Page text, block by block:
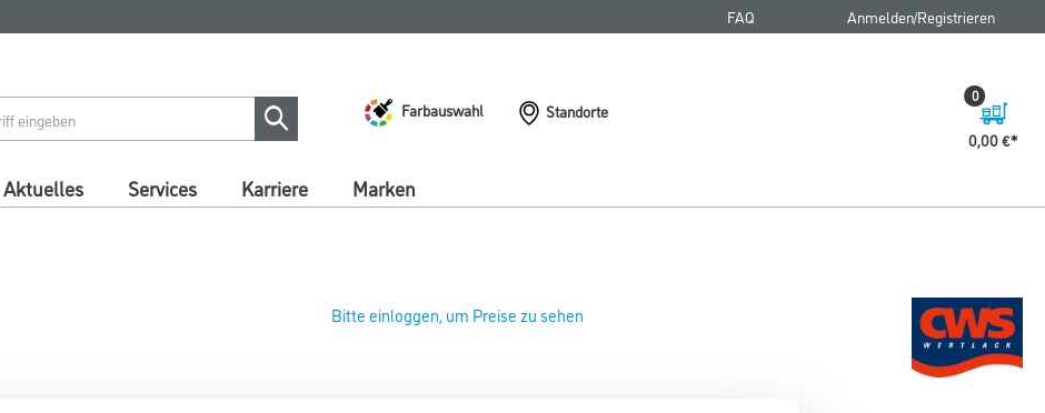
FAQ Anmelden/Registrieren
Farbauswahl
Standorte
0,00 €
0
Aktuelles Services Karriere Marken
Bitte einloggen, um Preise zu sehen